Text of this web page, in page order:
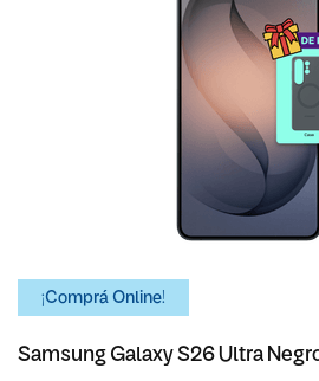
¡Comprá Online!
Samsung Galaxy S26 Ultra